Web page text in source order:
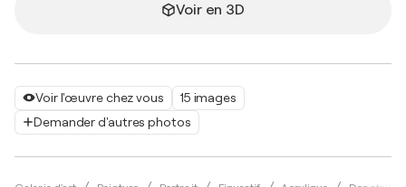
Voir l'œuvre chez vous
15 images
Demander d'autres photos
Voir en 3D